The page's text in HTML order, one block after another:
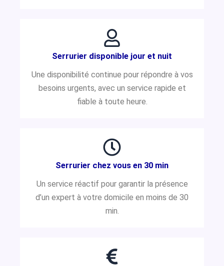
Serrurier disponible jour et nuit
Une disponibilité continue pour répondre à vos
besoins urgents, avec un service rapide et
fiable à toute heure.
Serrurier chez vous en 30 min
Un service réactif pour garantir la présence
d’un expert à votre domicile en moins de 30
min.